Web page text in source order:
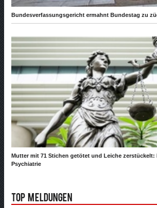
Bundesverfassungsgericht ermahnt Bundestag zu
Mutter mit 71 Stichen getötet und Leiche zerstückelt:
Psychiatrie
Top Meldungen